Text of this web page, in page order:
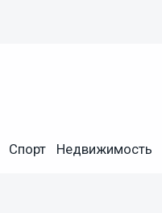
Спорт Недвижимость